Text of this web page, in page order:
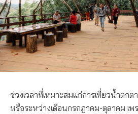
ช่วงเวลาที่เหมาะสมแก่การเที่ยวน้ำตก
หรือระหว่างเดือนกรกฎาคม-ตุลาคม เ